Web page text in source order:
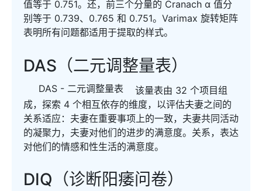
值等于 0.751。还，前三个分量的 Cranach α 值分
别等于 0.739、0.765 和 0.751。Varimax 旋转矩阵
表明所有问题都适用于提取的样式。
DAS（二元调整量表）
DAS - 二元调整量表
该量表由 32 个项目组
成，探索 4 个相互依存的维度，以评估夫妻之间的
关系适应：夫妻在重要事项上的一致，夫妻共同活动
的凝聚力，夫妻对他们的进步的满意度。关系，表达
对他们的情感和性生活的满意度。
DIQ（诊断阳痿问卷）